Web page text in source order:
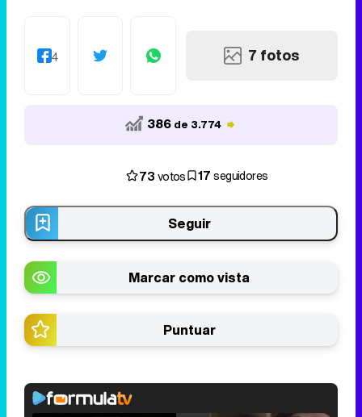
4 7 fotos
386 de 3.774
73votos 17seguidores
Seguir
Marcar como vista
Puntuar